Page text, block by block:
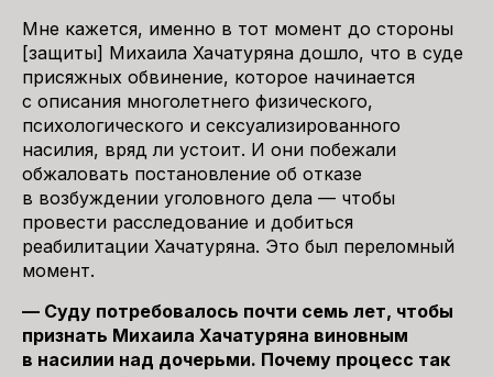
Мне кажется, именно в тот момент до стороны
[защиты] Михаила Хачатуряна дошло, что в суде
присяжных обвинение, которое начинается
с описания многолетнего физического,
психологического и сексуализированного
насилия, вряд ли устоит. И они побежали
обжаловать постановление об отказе
в возбуждении уголовного дела — чтобы
провести расследование и добиться
реабилитации Хачатуряна. Это был переломный
момент.
— Суду потребовалось почти семь лет, чтобы
признать Михаила Хачатуряна виновным
в насилии над дочерьми. Почему процесс так